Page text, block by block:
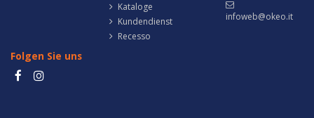
Kataloge
Kundendienst
Recesso
infoweb@okeo.it
Folgen Sie uns